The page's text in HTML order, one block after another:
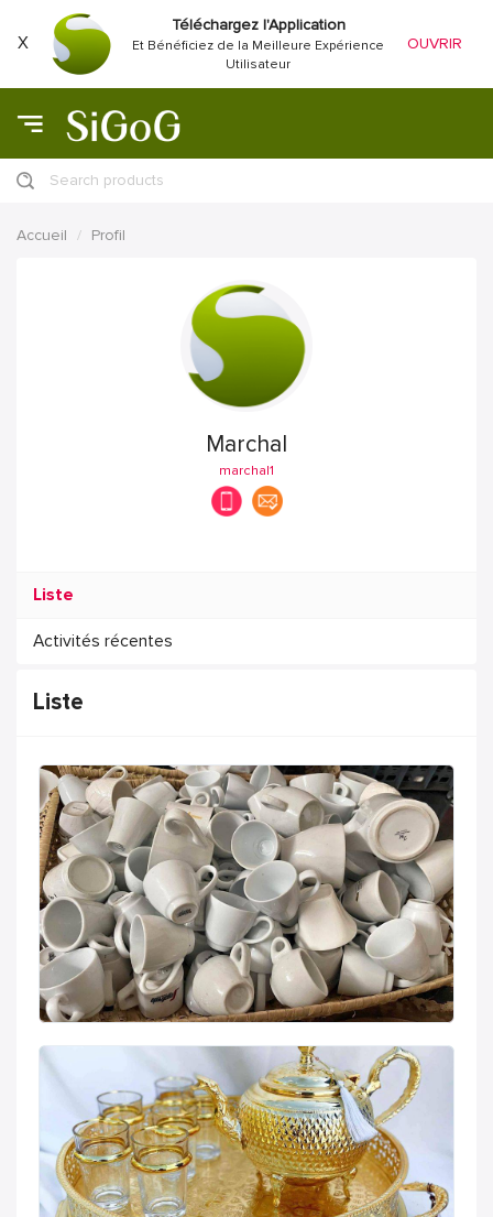
X
Téléchargez l'Application
Et Bénéficiez de la Meilleure Expérience
Utilisateur
OUVRIR
Search products
Accueil Profil
Marchal
marchal1
Liste
Activités récentes
Liste